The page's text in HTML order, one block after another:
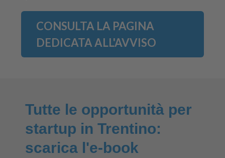
CONSULTA LA PAGINA
DEDICATA ALL'AVVISO
Tutte le opportunità per
startup in Trentino:
scarica l'e-book